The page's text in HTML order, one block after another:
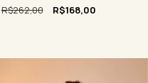
R$262,00 R$168,00